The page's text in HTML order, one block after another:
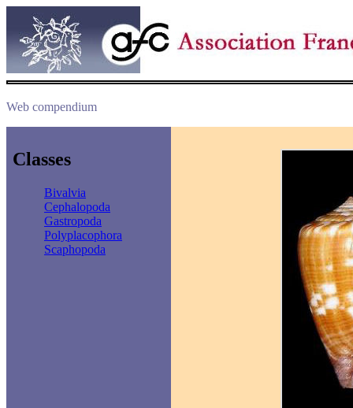
Web compendium
Classes
Bivalvia
Cephalopoda
Gastropoda
Polyplacophora
Scaphopoda